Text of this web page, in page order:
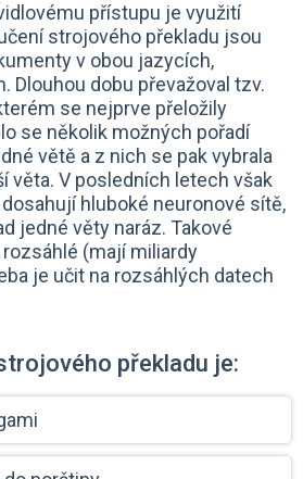
přístupu je využití
strojového překladu jsou
v obou jazycích,
Dlouhou dobu převažoval tzv.
se nejprve přeložily
se několik možných pořadí
větě a z nich se pak vybrala
věta. V posledních letech však
hluboké neuronové sítě,
jedné věty naráz. Takové
(mají miliardy
je učit na rozsáhlých datech
překladu je: